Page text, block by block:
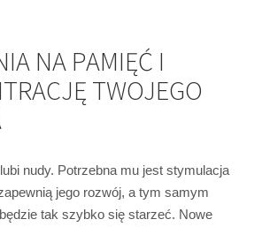
NA PAMIĘĆ I
TWOJEGO
nudy. Potrzebna mu jest stymulacja
jego rozwój, a tym samym
tak szybko się starzeć. Nowe